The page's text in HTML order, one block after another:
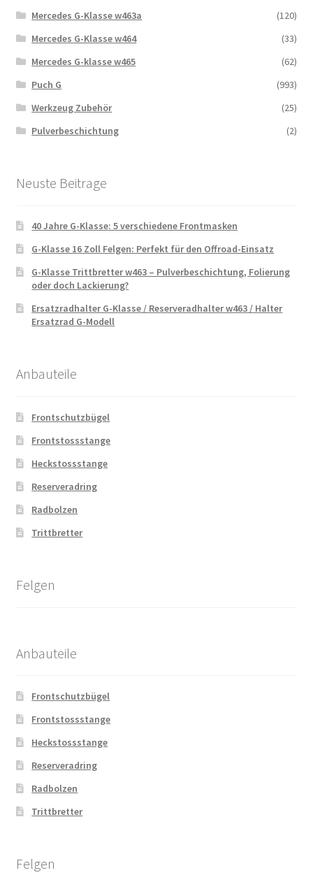
Mercedes G-Klasse w463a
(120)
Mercedes G-Klasse w464
(33)
Mercedes G-klasse w465
(62)
Puch G
(993)
Werkzeug Zubehör
(25)
Pulverbeschichtung
(2)
Neuste Beitrage
40 Jahre G-Klasse: 5 verschiedene Frontmasken
G-Klasse 16 Zoll Felgen: Perfekt für den Offroad-Einsatz
G-Klasse Trittbretter w463 – Pulverbeschichtung, Folierung
oder doch Lackierung?
Ersatzradhalter G-Klasse / Reserveradhalter w463 / Halter
Ersatzrad G-Modell
Anbauteile
Frontschutzbügel
Frontstossstange
Heckstossstange
Reserveradring
Radbolzen
Trittbretter
Felgen
Anbauteile
Frontschutzbügel
Frontstossstange
Heckstossstange
Reserveradring
Radbolzen
Trittbretter
Felgen